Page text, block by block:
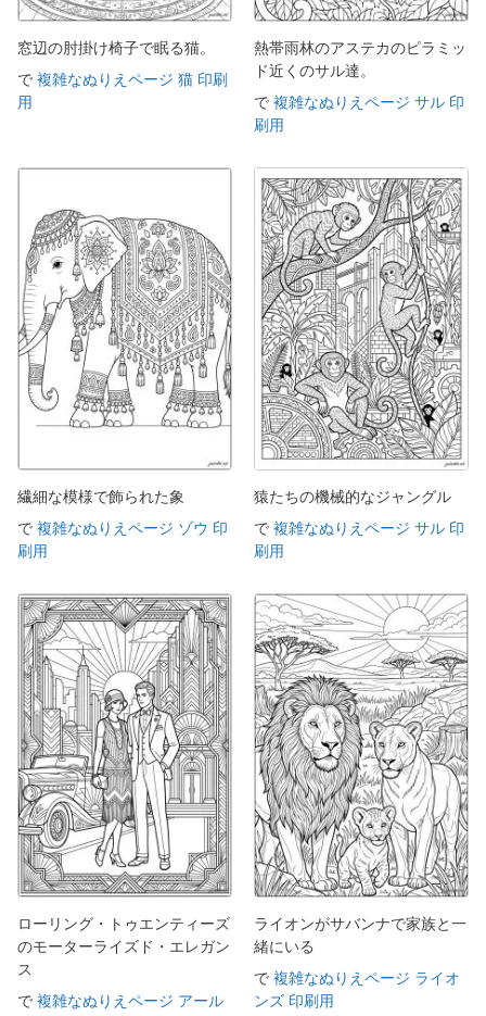
窓辺の肘掛け椅子で眠る猫。
で 複雑なぬりえページ 猫 印刷
用
熱帯雨林のアステカのピラミッ
ド近くのサル達。
で 複雑なぬりえページ サル 印
刷用
繊細な模様で飾られた象
で 複雑なぬりえページ ゾウ 印
刷用
猿たちの機械的なジャングル
で 複雑なぬりえページ サル 印
刷用
ローリング・トゥエンティーズ
のモーターライズド・エレガン
ス
で 複雑なぬりえページ アール
ライオンがサバンナで家族と一
緒にいる
で 複雑なぬりえページ ライオ
ンズ 印刷用